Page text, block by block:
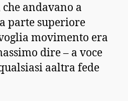
andavano a
parte superiore
movimento era
dire – a voce
aaltra fede